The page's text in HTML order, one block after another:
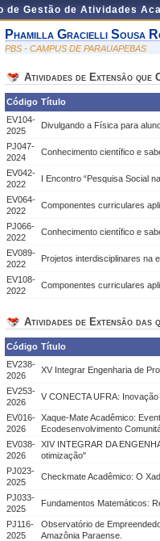
de Gestão de Atividades
Phamilla Gracielli Sousa
PBS - CAMPUS DE PARAUAPEBAS
Atividades de Extensão que
Código Título
EV104-
2025
Divulgando a Física para
PJ047-
2024
Conhecimento científico e
EV042-
2022
I Encontro “Pesquisa Social
EV064-
2022
Componentes curriculares
PJ066-
2022
Conhecimento científico e
EV089-
2022
Projetos interdisciplinares na
EV108-
2022
Componentes curriculares
Atividades de Extensão das
Código Título
EV238-
2026
XV Integrar Engenharia de
EV253-
2026
V CONECTA UFRA:
EV016-
2026
Xaque-Mate Acadêmico:
Ecodesenvolvimento
EV038-
2026
XIV INTEGRAR DA
otimização"
PJ023-
2025
Checkmate Acadêmico: O
PJ033-
2025
Fundamentos Matemáticos:
PJ116-
2025
Observatório de
Amazônia Paraense.